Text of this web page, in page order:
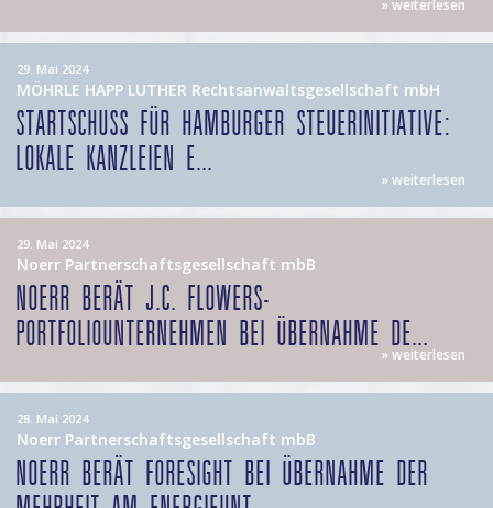
» weiterlesen
29. Mai 2024
MÖHRLE HAPP LUTHER Rechtsanwaltsgesellschaft mbH
STARTSCHUSS FÜR HAMBURGER STEUERINITIATIVE:
LOKALE KANZLEIEN E...
» weiterlesen
29. Mai 2024
Noerr Partnerschaftsgesellschaft mbB
NOERR BERÄT J.C. FLOWERS-
PORTFOLIOUNTERNEHMEN BEI ÜBERNAHME DE...
» weiterlesen
28. Mai 2024
Noerr Partnerschaftsgesellschaft mbB
NOERR BERÄT FORESIGHT BEI ÜBERNAHME DER